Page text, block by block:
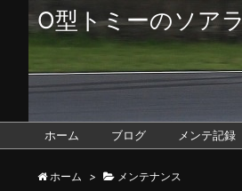
O型トミーのソア
ホーム ブログ メンテ記録
ホーム > メンテナンス